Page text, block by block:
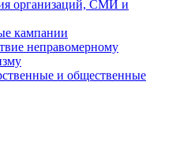
организаций, СМИ и
кампании
неправомерному
и общественные